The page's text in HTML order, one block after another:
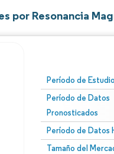
por Resonancia
Período de Estudio
Período de Datos
Pronosticados
Período de Datos
Tamaño del